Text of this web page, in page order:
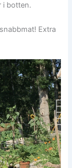
i botten.
Extra